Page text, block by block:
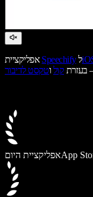
אפליקציית Speechify ל
בעזרת קול וטקסט לדיבור
אפליקציית היוםApp